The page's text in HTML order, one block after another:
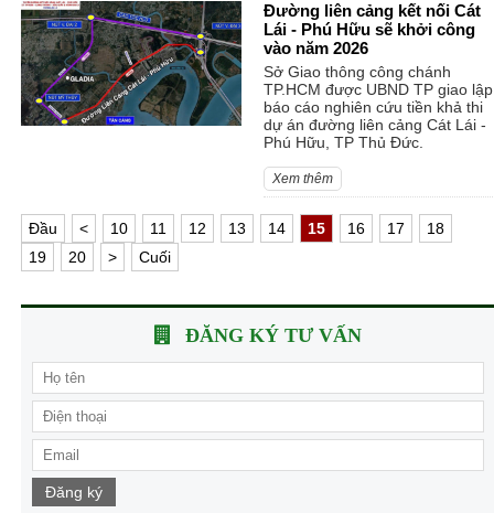
Đường liên cảng kết nối Cát
Lái - Phú Hữu sẽ khởi công
vào năm 2026
Sở Giao thông công chánh
TP.HCM được UBND TP giao lập
báo cáo nghiên cứu tiền khả thi
dự án đường liên cảng Cát Lái -
Phú Hữu, TP Thủ Đức.
Xem thêm
Ðầu < 10 11 12 13 14 15 16 17
18
19
20 > Cuối
ĐĂNG KÝ TƯ VẤN
Đăng ký